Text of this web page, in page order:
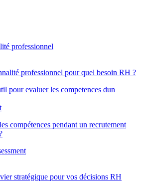
professionnel pour quel besoin RH ?
compétences pendant un recrutement
stratégique pour vos décisions RH